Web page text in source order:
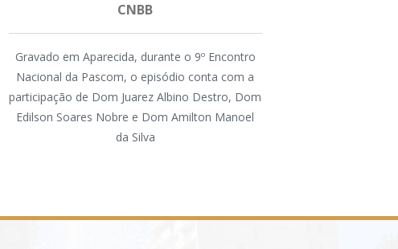
CNBB
Gravado em Aparecida, durante o 9º Encontro
Nacional da Pascom, o episódio conta com a
participação de Dom Juarez Albino Destro, Dom
Edilson Soares Nobre e Dom Amilton Manoel
da Silva